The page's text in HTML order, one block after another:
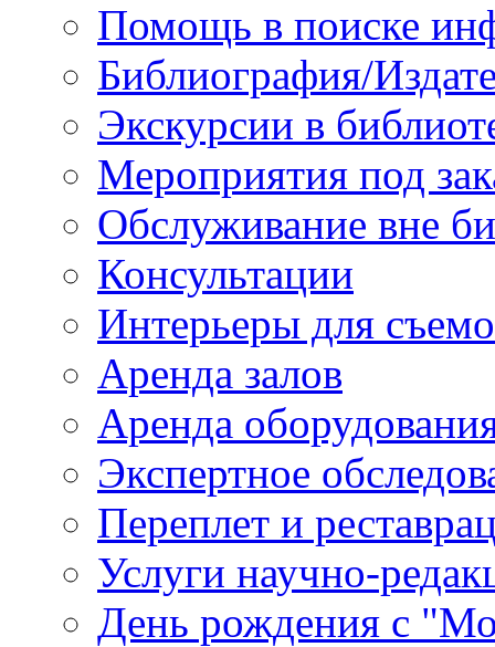
Помощь в поиске
Библиография/
Экскурсии в
Мероприятия под
Обслуживание вне
Консультации
Интерьеры для
Аренда залов
Аренда
Экспертное
Переплет и
Услуги научно-
День рождения с